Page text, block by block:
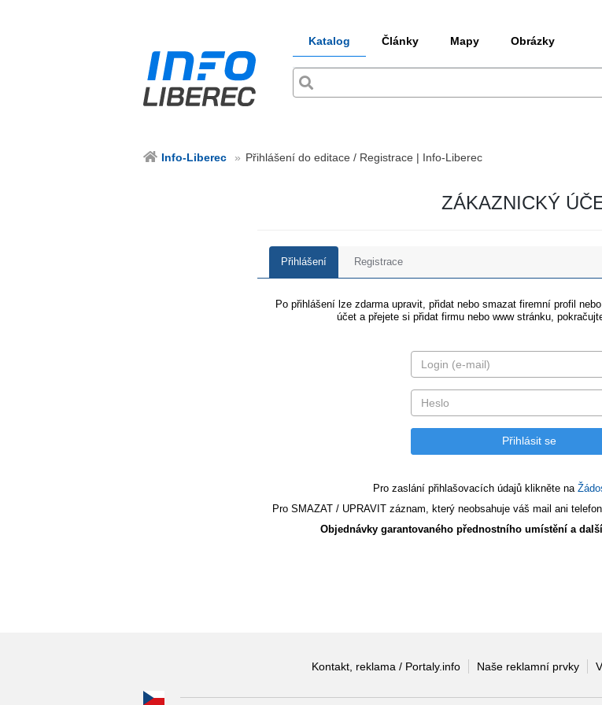
Katalog Články Mapy Obrázky
Info-Liberec Přihlášení do editace / Registrace | Info-Liberec
ZÁKAZNICKÝ
Přihlášení Registrace
Po přihlášení lze zdarma upravit, přidat nebo smazat firemní profil
účet a přejete si přidat firmu nebo www stránku,
Pro zaslání přihlašovacích údajů klikněte na
Pro SMAZAT / UPRAVIT záznam, který neobsahuje váš mail ani
Objednávky garantovaného přednostního umístění a
Kontakt, reklama / Portaly.info Naše reklamní prvky